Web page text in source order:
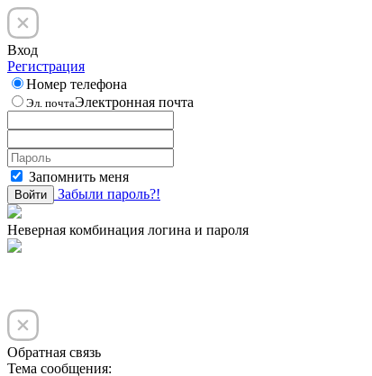
Вход
Регистрация
Номер телефона
Эл. почтаЭлектронная почта
Запомнить меня
Войти Забыли пароль?!
Неверная комбинация логина и пароля
Обратная связь
Тема сообщения: